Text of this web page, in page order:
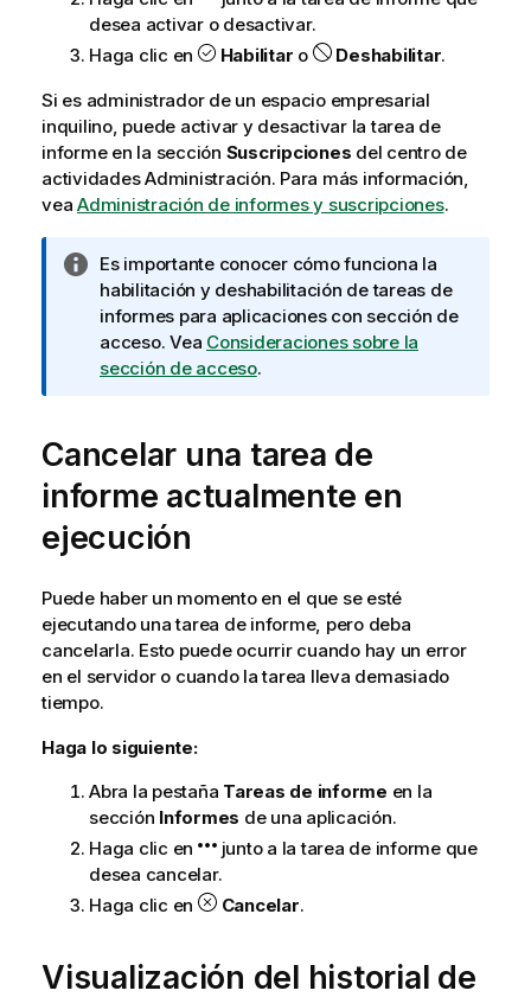
desea activar o desactivar.
Haga clic en
Habilitar o Deshabilitar.
Si es administrador de un espacio empresarial
inquilino, puede activar y desactivar la tarea de
informe en la sección Suscripciones del centro de
actividadesAdministración. Para más información,
vea Administración de informes y suscripciones.
N
o
t
a
i
o
r
m
t
v
a
Es importante conocer cómo funciona la
habilitación y deshabilitación de tareas de
informes para aplicaciones con sección de
acceso. Vea Consideraciones sobre la
sección de acceso.
Cancelar una tarea de
informe actualmente en
ejecución
Puede haber un momento en el que se esté
ejecutando una tarea de informe, pero deba
cancelarla. Esto puede ocurrir cuando hay un error
en el servidor o cuando la tarea lleva demasiado
tiempo.
Haga lo siguiente:
Abra la pestaña Tareas de informe en la
sección Informes de una aplicación.
Haga clic en
junto a la tarea de informe que
desea cancelar.
Haga clic en
Cancelar.
Visualización del historial de